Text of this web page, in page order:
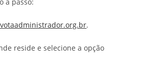
.
reside e selecione a opção